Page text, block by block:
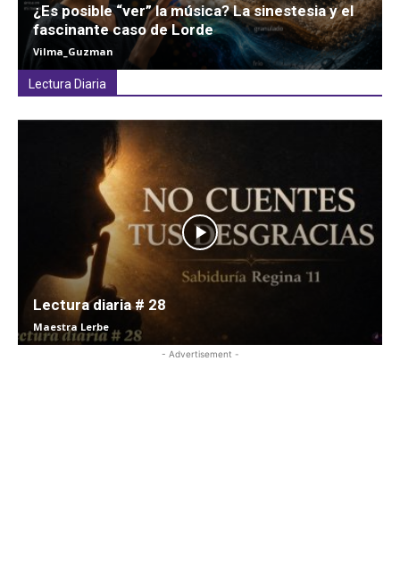
¿Es posible “ver” la música? La sinestesia y el
fascinante caso de Lorde
Vilma_Guzman
Lectura Diaria
Lectura diaria # 28
Maestra Lerbe
- Advertisement -